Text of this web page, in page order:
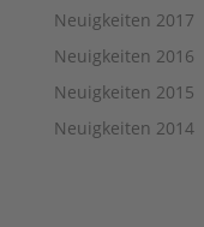
Neuigkeiten 2017
Neuigkeiten 2016
Neuigkeiten 2015
Neuigkeiten 2014